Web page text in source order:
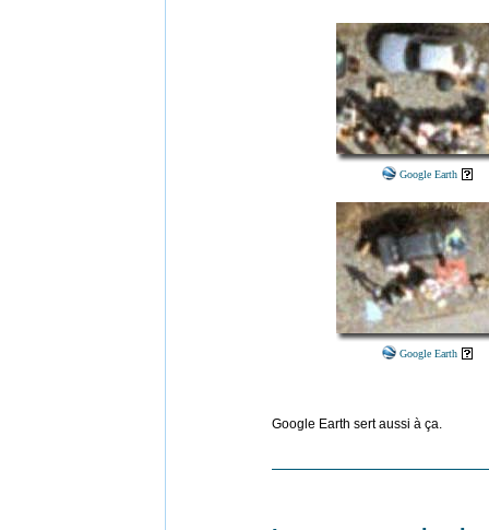
Google Earth
Google Earth
Google Earth sert aussi à ça.